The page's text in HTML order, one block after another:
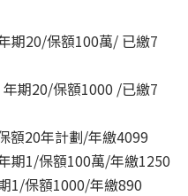
期20/保額100萬/ 已繳7
期20/保額1000 /已繳7
額20年計劃/年繳4099
期1/保額100萬/年繳1250
1/保額1000/年繳890